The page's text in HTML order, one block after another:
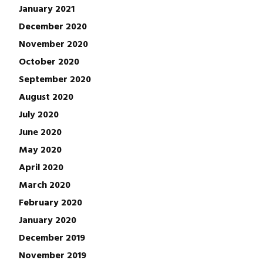
January 2021
December 2020
November 2020
October 2020
September 2020
August 2020
July 2020
June 2020
May 2020
April 2020
March 2020
February 2020
January 2020
December 2019
November 2019